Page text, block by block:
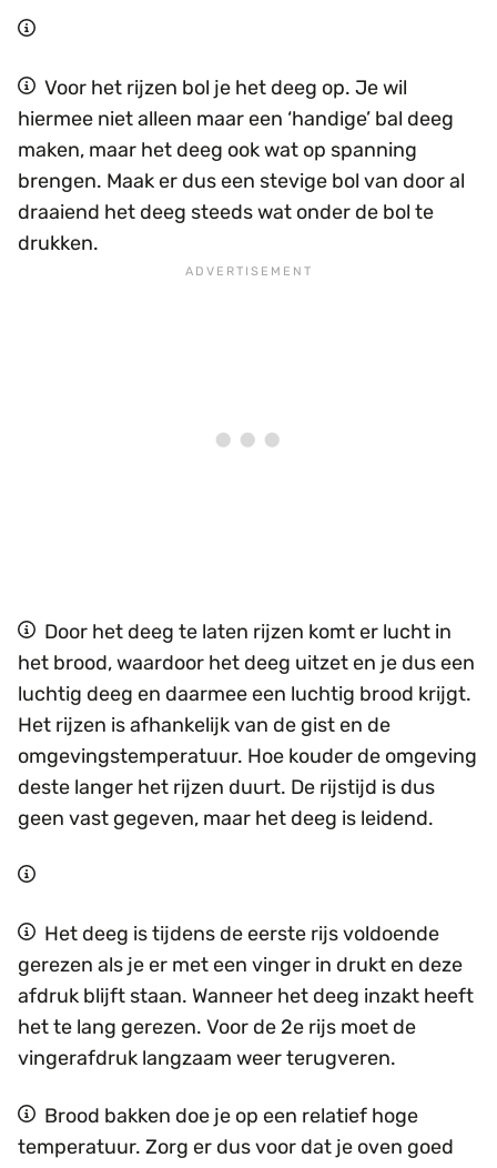
Voor het rijzen bol je het deeg op. Je wil
hiermee niet alleen maar een ‘handige’ bal deeg
maken, maar het deeg ook wat op spanning
brengen. Maak er dus een stevige bol van door al
draaiend het deeg steeds wat onder de bol te
drukken.
Door het deeg te laten rijzen komt er lucht in
het brood, waardoor het deeg uitzet en je dus een
luchtig deeg en daarmee een luchtig brood krijgt.
Het rijzen is afhankelijk van de gist en de
omgevingstemperatuur. Hoe kouder de omgeving
deste langer het rijzen duurt. De rijstijd is dus
geen vast gegeven, maar het deeg is leidend.
Het deeg is tijdens de eerste rijs voldoende
gerezen als je er met een vinger in drukt en deze
afdruk blijft staan. Wanneer het deeg inzakt heeft
het te lang gerezen. Voor de 2e rijs moet de
vingerafdruk langzaam weer terugveren.
Brood bakken doe je op een relatief hoge
temperatuur. Zorg er dus voor dat je oven goed